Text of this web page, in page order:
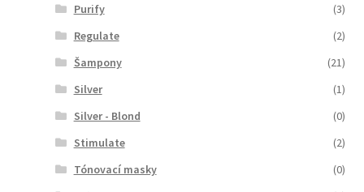
Purify
(3)
Regulate
(2)
Šampony
(21)
Silver
(1)
Silver - Blond
(0)
Stimulate
(2)
Tónovací masky
(0)